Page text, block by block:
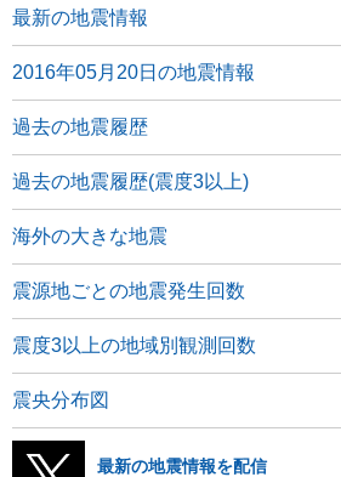
最新の地震情報
2016年05月20日の地震情報
過去の地震履歴
過去の地震履歴(震度3以上)
海外の大きな地震
震源地ごとの地震発生回数
震度3以上の地域別観測回数
震央分布図
最新の地震情報を配信